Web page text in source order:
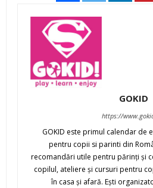
GOKID
https://
GOKID este primul calendar de
pentru copii si parinti din
recomandări utile pentru părinţi şi
copilul, ateliere şi cursuri pentru
în casa şi afară. Eşti